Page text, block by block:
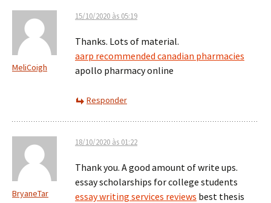
MeliCoigh
15/10/2020 às 05:19
Thanks. Lots of material.
aarp recommended canadian pharmacies
apollo pharmacy online
Responder
BryaneTar
18/10/2020 às 01:22
Thank you. A good amount of write ups.
essay scholarships for college students
essay writing services reviews best thesis